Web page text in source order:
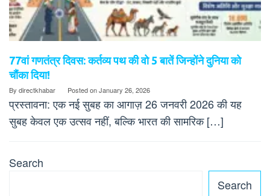
77वां गणतंत्र दिवस: कर्तव्य पथ की वो 5 बातें जिन्होंने दुनिया को
चौंका दिया!
By directkhabar Posted onJanuary 26, 2026
प्रस्तावना: एक नई सुबह का आगाज़ 26 जनवरी 2026 की यह
सुबह केवल एक उत्सव नहीं, बल्कि भारत की सामरिक […]
Search
Search